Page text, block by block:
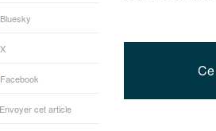
Bluesky
X
Facebook
Envoyer cet article